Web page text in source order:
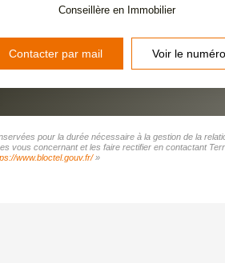
Conseillère en Immobilier
Contacter par mail Voir le numéro
pour la durée nécessaire à la gestion de la
vous concernant et les faire rectifier en contactant
www.bloctel.gouv.fr/»